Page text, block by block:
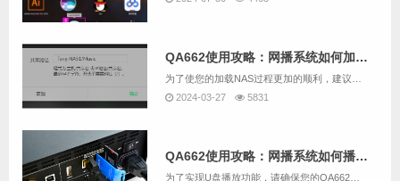
QA662使用攻略：网播系统如何加载NAS中的音乐？
2024-03-27
5831
QA662使用攻略：网播系统如何播放U盘中的音乐？